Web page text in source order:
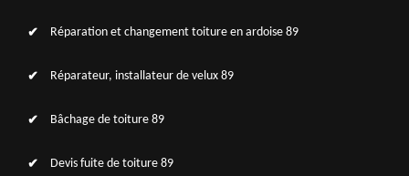
Réparation et changement toiture en ardoise 89
Réparateur, installateur de velux 89
Bâchage de toiture 89
Devis fuite de toiture 89